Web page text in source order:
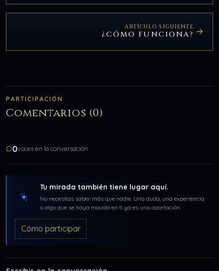
ARTÍCULO SIGUIENTE
¿CÓMO FUNCIONA?
PARTICIPACIÓN
Comentarios (0)
0voces en la conversación
Tu mirada también tiene lugar aquí.
No necesitas saber más que nadie. Una duda, una experiencia
o algo que se haya movido en ti ya es una aportación.
Cómo participar